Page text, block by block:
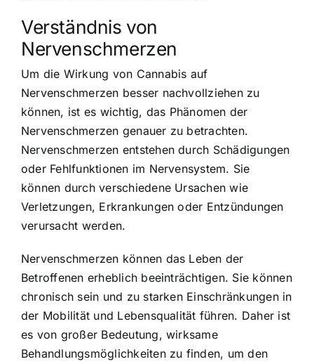
Verständnis von
Nervenschmerzen
Um die Wirkung von Cannabis auf
Nervenschmerzen besser nachvollziehen zu
können, ist es wichtig, das Phänomen der
Nervenschmerzen genauer zu betrachten.
Nervenschmerzen entstehen durch Schädigungen
oder Fehlfunktionen im Nervensystem. Sie
können durch verschiedene Ursachen wie
Verletzungen, Erkrankungen oder Entzündungen
verursacht werden.
Nervenschmerzen können das Leben der
Betroffenen erheblich beeinträchtigen. Sie können
chronisch sein und zu starken Einschränkungen in
der Mobilität und Lebensqualität führen. Daher ist
es von großer Bedeutung, wirksame
Behandlungsmöglichkeiten zu finden, um den